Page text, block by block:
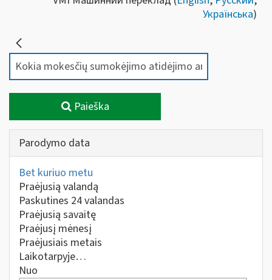
Українська)
Paieška
Parodymo data
Bet kuriuo metu
Praėjusią valandą
Paskutines 24 valandas
Praėjusią savaitę
Praėjusį mėnesį
Praėjusiais metais
Laikotarpyje…
Nuo